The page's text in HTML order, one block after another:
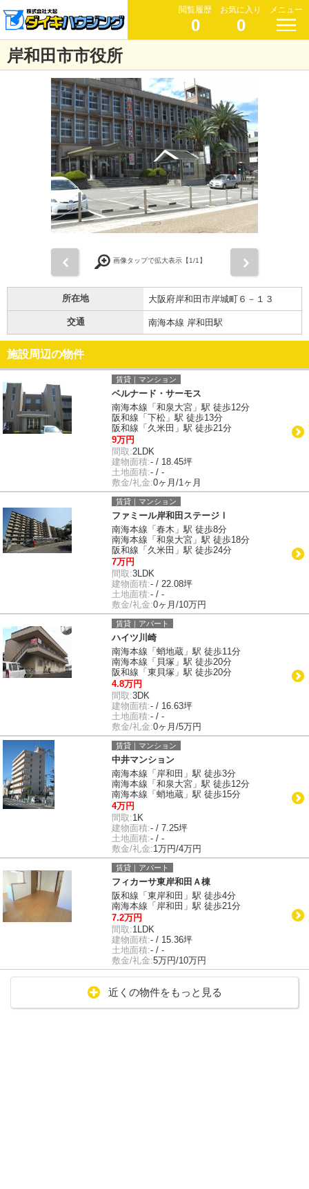
閲覧履歴
0
お気に入り
0
メニュー
岸和田市市役所
画像タップで拡大表示【1/1】
所在地 大阪府岸和田市岸城町６－１３
交通 南海本線 岸和田駅
施設周辺の物件
賃貸｜マンション
ベルナード・サーモス
南海本線「和泉大宮」駅 徒歩12分
阪和線「下松」駅 徒歩13分
阪和線「久米田」駅 徒歩21分
9万円
間取:2LDK
建物面積:- / 18.45坪
土地面積:- / -
敷金/礼金:0ヶ月/1ヶ月
賃貸｜マンション
ファミール岸和田ステージⅠ
南海本線「春木」駅 徒歩8分
南海本線「和泉大宮」駅 徒歩18分
阪和線「久米田」駅 徒歩24分
7万円
間取:3LDK
建物面積:- / 22.08坪
土地面積:- / -
敷金/礼金:0ヶ月/10万円
賃貸｜アパート
ハイツ川崎
南海本線「蛸地蔵」駅 徒歩11分
南海本線「貝塚」駅 徒歩20分
阪和線「東貝塚」駅 徒歩20分
4.8万円
間取:3DK
建物面積:- / 16.63坪
土地面積:- / -
敷金/礼金:0ヶ月/5万円
賃貸｜マンション
中井マンション
南海本線「岸和田」駅 徒歩3分
南海本線「和泉大宮」駅 徒歩12分
南海本線「蛸地蔵」駅 徒歩15分
4万円
間取:1K
建物面積:- / 7.25坪
土地面積:- / -
敷金/礼金:1万円/4万円
賃貸｜アパート
フィカーサ東岸和田Ａ棟
阪和線「東岸和田」駅 徒歩4分
南海本線「岸和田」駅 徒歩21分
7.2万円
間取:1LDK
建物面積:- / 15.36坪
土地面積:- / -
敷金/礼金:5万円/10万円
近くの物件をもっと見る